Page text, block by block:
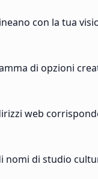
con la tua
di opzioni
web
nomi di studio